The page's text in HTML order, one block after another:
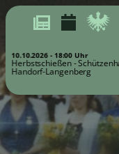
10.10.2026 - 18:00 Uhr
Herbstschießen -
Handorf-Langenberg